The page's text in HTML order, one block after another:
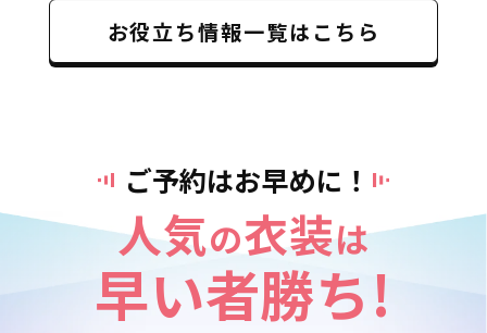
お役立ち情報一覧はこちら
ご予約はお早めに！
人気の衣装は
早い者勝ち!